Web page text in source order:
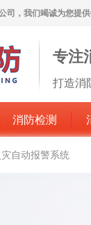
司，我们竭诚为您提供
专注
打造消
消防检测
自动报警系统